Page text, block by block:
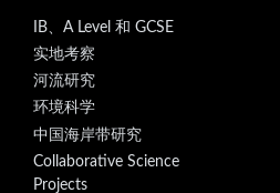
IB、A Level 和 GCSE
实地考察
河流研究
环境科学
中国海岸带研究
Collaborative Science
Projects